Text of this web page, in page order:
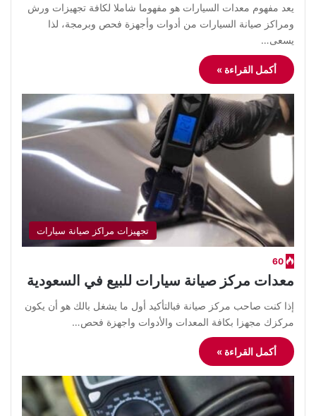
يعد مفهوم معدات السيارات هو مفهوما شاملا لكافة تجهيزات ورش
ومراكز صيانة السيارات من أدوات وأجهزة فحص وبرمجة، لذا
يسعى…
أكمل القراءة »
تجهيزات مراكز صيانة سيارات
60
معدات مركز صيانة سيارات للبيع في السعودية
إذا كنت صاحب مركز صيانة فبالتأكيد أول ما يشغل بالك هو أن يكون
مركزك مجهزا بكافة المعدات والأدوات واجهزة فحص…
أكمل القراءة »